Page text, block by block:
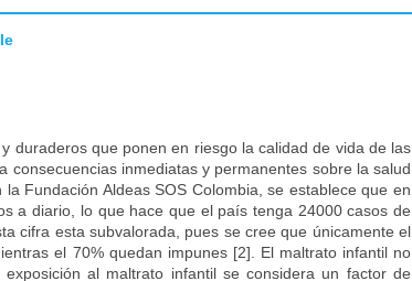
duraderos que ponen en riesgo la calidad de vida de las
consecuencias inmediatas y permanentes sobre la salud
Fundación Aldeas SOS Colombia, se establece que en
a diario, lo que hace que el país tenga 24000 casos de
cifra esta subvalorada, pues se cree que únicamente el
el 70% quedan impunes [2]. El maltrato infantil no
al maltrato infantil se considera un factor de